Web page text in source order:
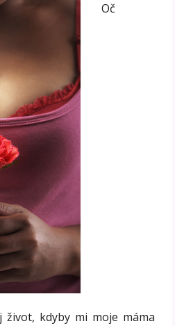
Oč
život, kdyby mi moje máma